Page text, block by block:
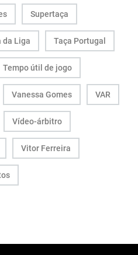
Supertaça
da Liga Taça Portugal
Tempo útil de jogo
Vanessa Gomes VAR
Vídeo-árbitro
Vitor Ferreira